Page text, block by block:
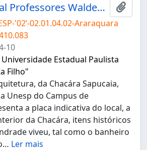
Centro Cultural Professores Waldemar e Heleieth Saffioti "Chácara Sapucaia"
'02’-02.01.04.02-Araraquara
10
Estadual Paulista
Filho"
da Chacára Sapucaia,
Unesp do Campus de
a placa indicativa do local, a
da Chacára, itens históricos
viveu, tal como o banheiro
… Ler mais